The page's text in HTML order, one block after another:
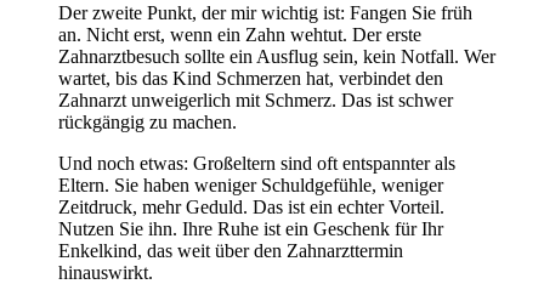
Der zweite Punkt, der mir wichtig ist: Fangen Sie früh
an. Nicht erst, wenn ein Zahn wehtut. Der erste
Zahnarztbesuch sollte ein Ausflug sein, kein Notfall. Wer
wartet, bis das Kind Schmerzen hat, verbindet den
Zahnarzt unweigerlich mit Schmerz. Das ist schwer
rückgängig zu machen.
Und noch etwas: Großeltern sind oft entspannter als
Eltern. Sie haben weniger Schuldgefühle, weniger
Zeitdruck, mehr Geduld. Das ist ein echter Vorteil.
Nutzen Sie ihn. Ihre Ruhe ist ein Geschenk für Ihr
Enkelkind, das weit über den Zahnarzttermin
hinauswirkt.